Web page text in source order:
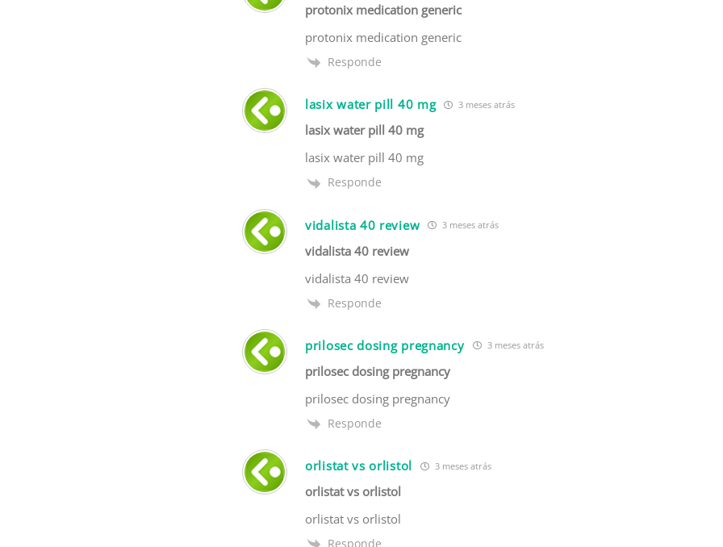
protonix medication generic
protonix medication generic
Responde
lasix water pill 40 mg 3 meses atrás
lasix water pill 40 mg
lasix water pill 40 mg
Responde
vidalista 40 review 3 meses atrás
vidalista 40 review
vidalista 40 review
Responde
prilosec dosing pregnancy 3 meses atrás
prilosec dosing pregnancy
prilosec dosing pregnancy
Responde
orlistat vs orlistol 3 meses atrás
orlistat vs orlistol
orlistat vs orlistol
Responde